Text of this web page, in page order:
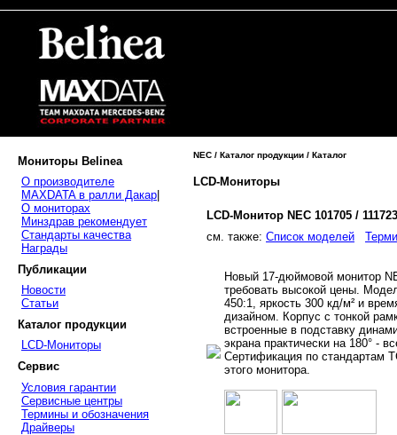
Мониторы Belinea
О производителе
MAXDATA в ралли Дакар
О мониторах
Минздрав рекомендует
Стандарты качества
Награды
Публикации
Новости
Статьи
Каталог продукции
LCD-Мониторы
Сервис
Условия гарантии
Сервисные центры
Термины и обозначения
Драйверы
NEC / Каталог продукции / Каталог
LCD-Мониторы
LCD-Монитор NEC 101705 /
cм. также: Список моделей
Новый 17-дюймовой монитор
требовать высокой цены.
450:1, яркость 300 кд/м² и
дизайном. Корпус с тонкой
встроенные в подставку
экрана практически на 180° -
Сертификация по стандартам
этого монитора.